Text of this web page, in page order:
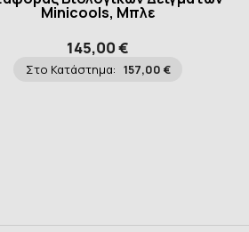
Minicools, Μπλε
145,00 €
Στο Κατάστημα: 157,00 €